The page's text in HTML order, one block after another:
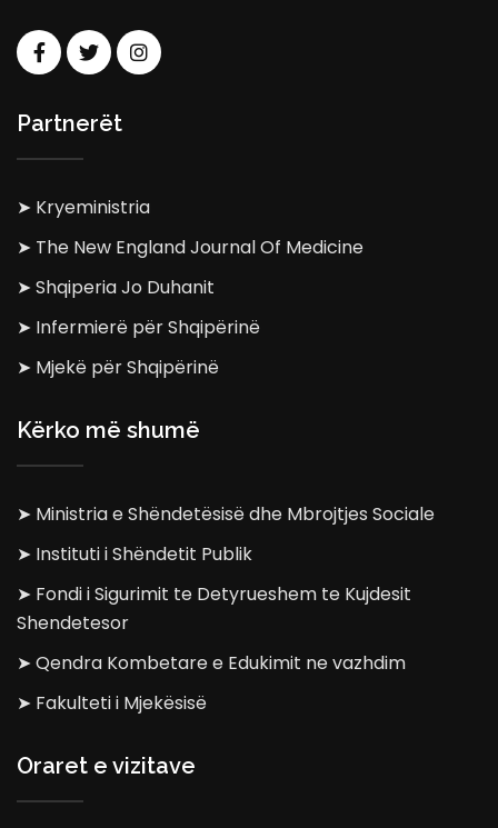
Partnerët
➤ Kryeministria
➤ The New England Journal Of Medicine
➤ Shqiperia Jo Duhanit
➤ Infermierë për Shqipërinë
➤ Mjekë për Shqipërinë
Kërko më shumë
➤ Ministria e Shëndetësisë dhe Mbrojtjes Sociale
➤ Instituti i Shëndetit Publik
➤ Fondi i Sigurimit te Detyrueshem te Kujdesit
Shendetesor
➤ Qendra Kombetare e Edukimit ne vazhdim
➤ Fakulteti i Mjekësisë
Oraret e vizitave